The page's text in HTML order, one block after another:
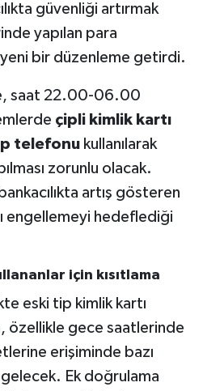
güvenliği artırmak
yapılan para
bir düzenleme getirdi.
saat 22.00-06.00
çipli kimlik kartı
telefonukullanılarak
zorunlu olacak.
artış gösteren
engellemeyi hedeflediği
için kısıtlama
eski tip kimlik kartı
özellikle gece saatlerinde
erişiminde bazı
gelecek. Ek doğrulama